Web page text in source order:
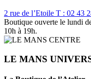
2 rue de l’Etoile T : 02 43
Boutique ouverte le lundi
10h à 19h.
LE MANS